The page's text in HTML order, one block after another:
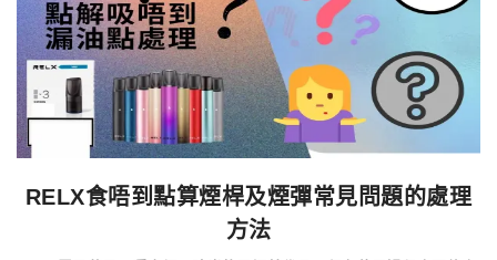
RELX食唔到點算煙桿及煙彈常見問題的處理
方法